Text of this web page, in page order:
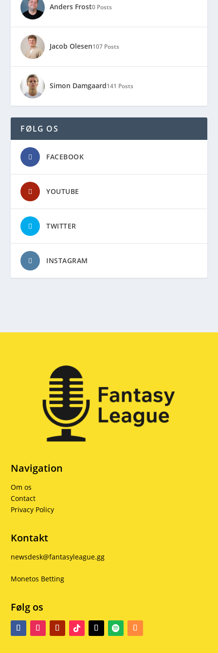
Anders Frost0 Posts
Jacob Olesen107 Posts
Simon Damgaard141 Posts
FØLG OS
FACEBOOK
YOUTUBE
TWITTER
INSTAGRAM
Navigation
Om os
Contact
Privacy Policy
Kontakt
newsdesk@fantasyleague.gg
Monetos Betting
Følg os